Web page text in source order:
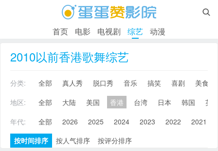

首页 电影 电视剧 综艺 动漫
2010以前香港歌舞综艺
分类: 全部 真人秀 脱口秀 音乐 搞笑 喜剧
美食
地区:
全部 大陆 美国 香港 台湾 日本 韩国
英
年代:
全部 2026 2025 2024 2023 2022 2021
按时间排序
按人气排序 按评分排序